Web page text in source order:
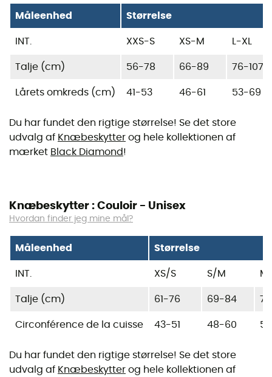
Måleenhed Størrelse
INT. XXS-S XS-M L-XL
Talje (cm) 56-78 66-89 76-107
Lårets omkreds (cm) 41-53 46-61 53-69
Du har fundet den rigtige størrelse! Se det store
udvalg af Knæbeskytter og hele kollektionen af
mærket Black Diamond!
Knæbeskytter : Couloir - Unisex
Hvordan finder jeg mine mål?
Måleenhed Størrelse
INT. XS/S S/M
Talje (cm) 61-76 69-84
Circonférence de la cuisse 43-51 48-60
Du har fundet den rigtige størrelse! Se det store
udvalg af Knæbeskytter og hele kollektionen af